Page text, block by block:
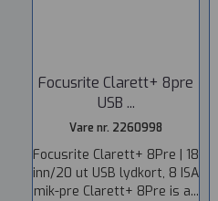
Focusrite Clarett+ 8pre
USB ...
Vare nr. 2260998
Focusrite Clarett+ 8Pre | 18
inn/20 ut USB lydkort, 8 ISA
mik-pre Clarett+ 8Pre is a...